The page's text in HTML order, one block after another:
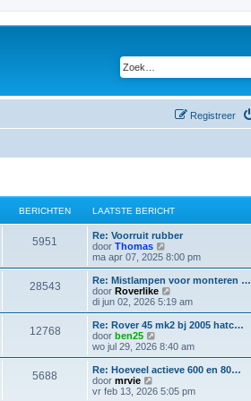
Registreer
BERICHTEN LAATSTE BERICHT
5951
Re: Voorruit rubber
door Thomas
e
k
j
k
a
a
s
e
e
ma apr 07, 2025 8:00 pm
28543
Re: Mistlampen voor monteren …
door Roverlike
e
k
i
k
a
t
s
di jun 02, 2026 5:19 am
12768
Re: Rover 45 mk2 bj 2005 hatc…
door ben25
e
k
i
k
wo jul 29, 2026 8:40 am
5688
Re: Hoeveel actieve 600 en 80…
door mrvie
e
vr feb 13, 2026 5:05 pm